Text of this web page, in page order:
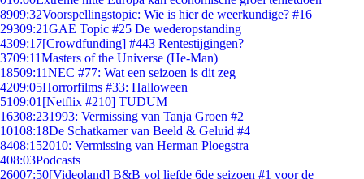
8909:32Voorspellingstopic: Wie is hier de weerkundige? #16
29309:21GAE Topic #25 De wederopstanding
4309:17[Crowdfunding] #443 Rentestijgingen?
3709:11Masters of the Universe (He-Man)
18509:11NEC #77: Wat een seizoen is dit zeg
4209:05Horrorfilms #33: Halloween
5109:01 [Netflix #210] TUDUM
16308:231993: Vermissing van Tanja Groen #2
10108:18De Schatkamer van Beeld & Geluid #4
8408:152010: Vermissing van Herman Ploegstra
408:03Podcasts
26007:50[Videoland] B&B vol liefde 6de seizoen #1 voor de